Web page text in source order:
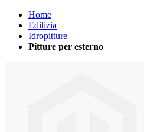
Home
Edilizia
Idropitture
Pitture per esterno